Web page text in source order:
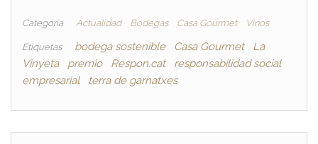
Categoría Actualidad Bodegas Casa Gourmet Vinos
Etiquetas bodega sostenible Casa Gourmet
La
Vinyeta
premio Respon.cat
responsabilidad social
empresarial
terra de garnatxes